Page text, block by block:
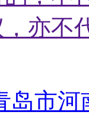
亦不
岛市河